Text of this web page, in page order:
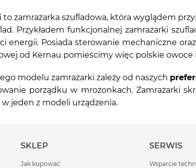
to zamrażarka szufladowa, która wyglądem
Przykładem funkcjonalnej zamrażarki
energii. Posiada sterowanie mechaniczne oraz
od Kernau pomieścimy więc polskie
modelu zamrażarki zależy od naszych
porządku w mrożonkach. Zamrażarki
jeden z modeli urządzenia.
SKLEP
Jak kupować
SERWIS
Wsparcie